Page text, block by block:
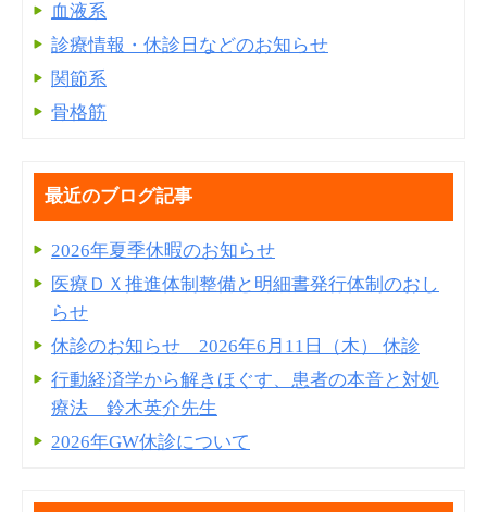
血液系
診療情報・休診日などのお知らせ
関節系
骨格筋
最近のブログ記事
2026年夏季休暇のお知らせ
医療ＤＸ推進体制整備と明細書発⾏体制のおし
らせ
休診のお知らせ 2026年6月11日（木） 休診
行動経済学から解きほぐす、患者の本音と対処
療法 鈴木英介先生
2026年GW休診について